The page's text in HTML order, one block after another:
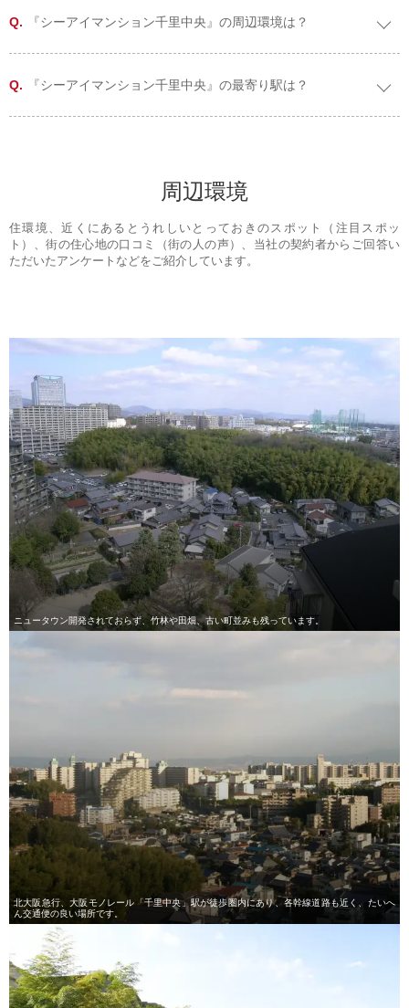
『シーアイマンション千里中央』の周辺環境は？
『シーアイマンション千里中央』の最寄り駅は？
周辺環境
住環境、近くにあるとうれしいとっておきのスポット（注目スポッ
ト）、街の住心地の口コミ（街の人の声）、当社の契約者からご回答い
ただいたアンケートなどをご紹介しています。
ニュータウン開発されておらず、竹林や田畑、古い町並みも残っています。
北大阪急行、大阪モノレール「千里中央」駅が徒歩圏内にあり、各幹線道路も近く、たいへ
ん交通便の良い場所です。